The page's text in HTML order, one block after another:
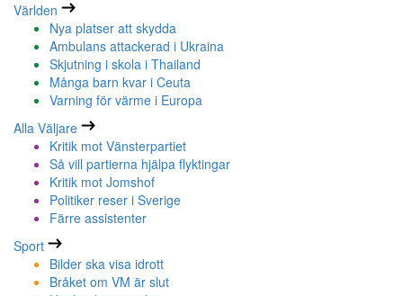
Världen
Nya platser att skydda
Ambulans attackerad i Ukraina
Skjutning i skola i Thailand
Många barn kvar i Ceuta
Varning för värme i Europa
Alla Väljare
Kritik mot Vänsterpartiet
Så vill partierna hjälpa flyktingar
Kritik mot Jomshof
Politiker reser i Sverige
Färre assistenter
Sport
Bilder ska visa idrott
Bråket om VM är slut